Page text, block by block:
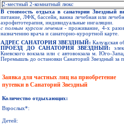
2-местный 2-комнатный люкс
В стоимость отдыха в санатории Звездный
питание, ЛФК, бассейн, ванна лечебная или
аэрофитотерапия, индивидуальные ингаляции.
с полным курсом лечения- проживание, 4-х
назначению врача и санаторно-курортной карте.
АДРЕС САНАТОРИЯ ЗВЕЗДНЫЙ: Калужская
ПРОЕЗД ДО САНАТОРИЯ ЗВЕЗДНЫЙ:
Киевского вокзала или с автовокзала м. Юго-
Перемышль до остановки Санаторий Звездный за
Заявка для частных лиц на приобретение
путевки в Санаторий Звездный
Количество отдыхающих:
Взрослых*:
Детей: